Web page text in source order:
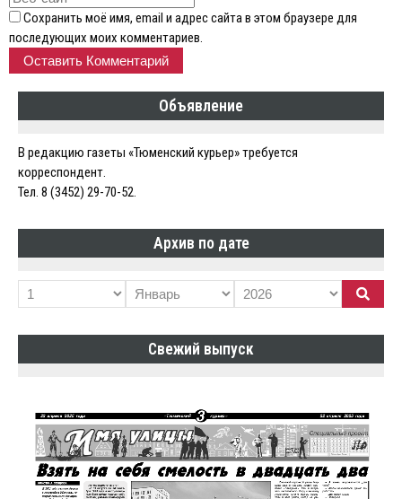
Сохранить моё имя, email и адрес сайта в этом браузере для
последующих моих комментариев.
Объявление
В редакцию газеты «Тюменский курьер» требуется
корреспондент.
Тел. 8 (3452) 29-70-52.
Архив по дате
Свежий выпуск